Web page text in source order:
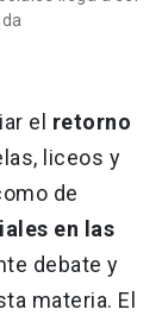
el retorno
liceos y
de
en las
debate y
materia. El